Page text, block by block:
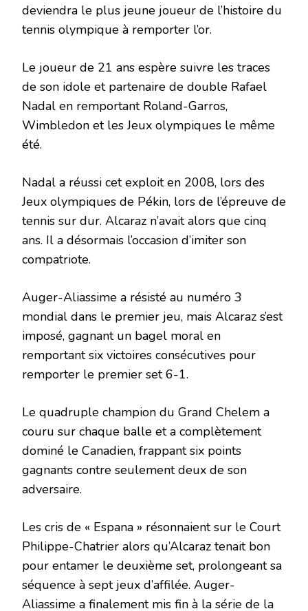
deviendra le plus jeune joueur de l’histoire du
tennis olympique à remporter l’or.
Le joueur de 21 ans espère suivre les traces
de son idole et partenaire de double Rafael
Nadal en remportant Roland-Garros,
Wimbledon et les Jeux olympiques le même
été.
Nadal a réussi cet exploit en 2008, lors des
Jeux olympiques de Pékin, lors de l’épreuve de
tennis sur dur. Alcaraz n’avait alors que cinq
ans. Il a désormais l’occasion d’imiter son
compatriote.
Auger-Aliassime a résisté au numéro 3
mondial dans le premier jeu, mais Alcaraz s’est
imposé, gagnant un bagel moral en
remportant six victoires consécutives pour
remporter le premier set 6-1.
Le quadruple champion du Grand Chelem a
couru sur chaque balle et a complètement
dominé le Canadien, frappant six points
gagnants contre seulement deux de son
adversaire.
Les cris de « Espana » résonnaient sur le Court
Philippe-Chatrier alors qu’Alcaraz tenait bon
pour entamer le deuxième set, prolongeant sa
séquence à sept jeux d’affilée. Auger-
Aliassime a finalement mis fin à la série de la